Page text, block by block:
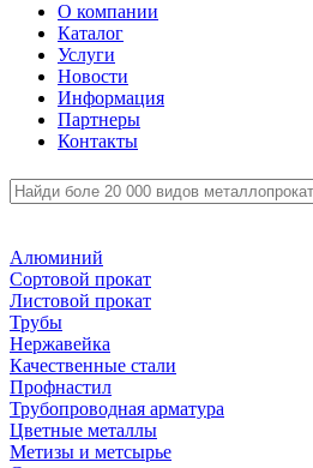
О компании
Каталог
Услуги
Новости
Информация
Партнеры
Контакты
Алюминий
Сортовой прокат
Листовой прокат
Трубы
Нержавейка
Качественные стали
Профнастил
Трубопроводная арматура
Цветные металлы
Метизы и метсырье